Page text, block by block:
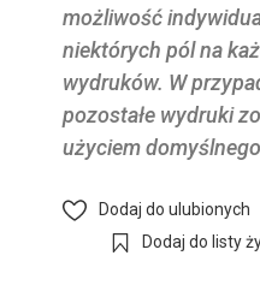
możliwość
niektórych pól na
wydruków. W
pozostałe wydruki
użyciem
Dodaj do ulubionych
Dodaj do listy